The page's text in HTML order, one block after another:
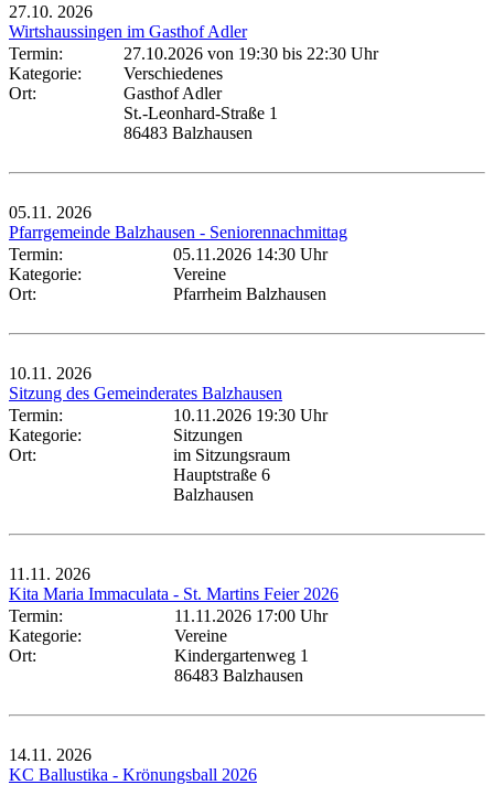
27.10. 2026
Wirtshaussingen im Gasthof Adler
Termin:
27.10.2026 von 19:30 bis 22:30 Uhr
Kategorie:
Verschiedenes
Ort:
Gasthof Adler
St.-Leonhard-Straße 1
86483 Balzhausen
05.11. 2026
Pfarrgemeinde Balzhausen - Seniorennachmittag
Termin:
05.11.2026 14:30 Uhr
Kategorie:
Vereine
Ort:
Pfarrheim Balzhausen
10.11. 2026
Sitzung des Gemeinderates Balzhausen
Termin:
10.11.2026 19:30 Uhr
Kategorie:
Sitzungen
Ort:
im Sitzungsraum
Hauptstraße 6
Balzhausen
11.11. 2026
Kita Maria Immaculata - St. Martins Feier 2026
Termin:
11.11.2026 17:00 Uhr
Kategorie:
Vereine
Ort:
Kindergartenweg 1
86483 Balzhausen
14.11. 2026
KC Ballustika - Krönungsball 2026